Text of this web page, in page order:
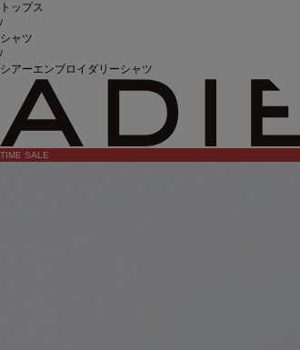
トップス
/
シャツ
/
シアーエンブロイダリーシャツ
TIME SALE